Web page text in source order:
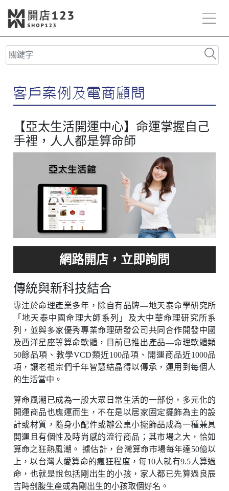
【亞太生活開運中心】命運掌握自己
手裡，人人都是算命師
傳統與新科技結合
專注於命理產業多年，除自有品牌—地天泰命學研究所
「地天泰中國命理大師系列」及大中華命理研究所系
列，並與多家優秀專業命理研發公司共同合作開發中國
及西洋星座等算命軟體，目前已推出產品—命理軟體類
50餘品項、教學VCD類近100品項、開運商品近1000品
項，讓老祖宗們千年智慧結晶得以傳承，運用到每個人
的生活當中。
算命風潮已成為一般大眾日常生活的一部份，多元化的
開運商品也應運而生，不在是以居家固定擺飾為主的設
計或材質，隨身小配件或辦公桌小擺飾品成為一種兼具
開運且有個性及時尚感的流行商品；其市場之大，恰如
算命之狂熱風潮。 據估計，台灣算命市場每年達50億以
上，以台灣人愛算命的瘋狂程度，每10人就有9.5人算過
命，也就是說包括剛出生的小孩，家人都已先算過良辰
吉時剖腹生產或為剛出生的小孩取個好名。